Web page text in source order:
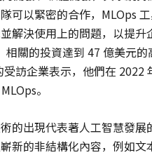
可以緊密的合作，MLOps
解決使用上的問題，以提
關的投資達到 47 億美元
訪企業表示，他們在 2022
。
的出現代表著人工智慧發
新的非結構化內容，例如